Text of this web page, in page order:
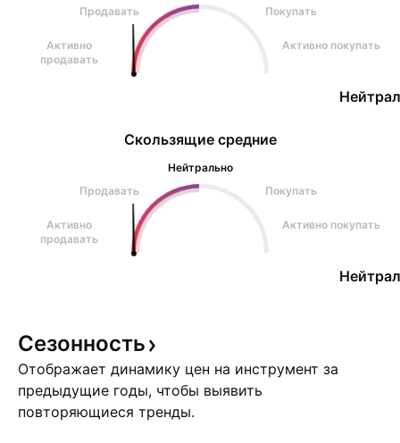
Продавать
Покупать
Активно
продавать
Активно покупать
Скользящие средние
Нейтрально
Продавать
Покупать
Активно
продавать
Активно покупать
Сезонность
Отображает динамику цен на инструмент за
предыдущие годы, чтобы выявить
повторяющиеся тренды.